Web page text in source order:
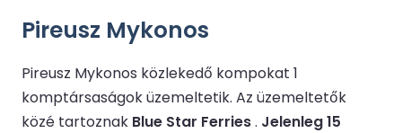
Pireusz Mykonos
Pireusz Mykonos közlekedő kompokat 1
komptársaságok üzemeltetik. Az üzemeltetők
közé tartoznak Blue Star Ferries. Jelenleg 15